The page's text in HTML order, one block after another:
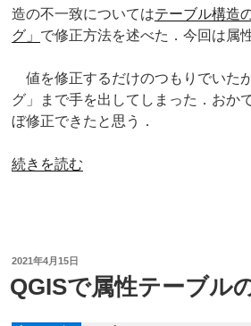
造の不一致についてはテーブル構造
グ」 で修正方法を述べた．今回は属
値を修正するだけのつもりでいた
グ」まで手を出してしまった．おか
ぼ修正できたと思う．
“QGIS
ド
続きを読む
投
日:
2021年4月15日
QGISで属性テーブル